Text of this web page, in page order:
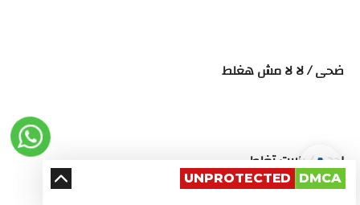
ضحى / لا لا مش هغلط
ادهم / ياريت تغلطى
DMCA
UNPROTECTED